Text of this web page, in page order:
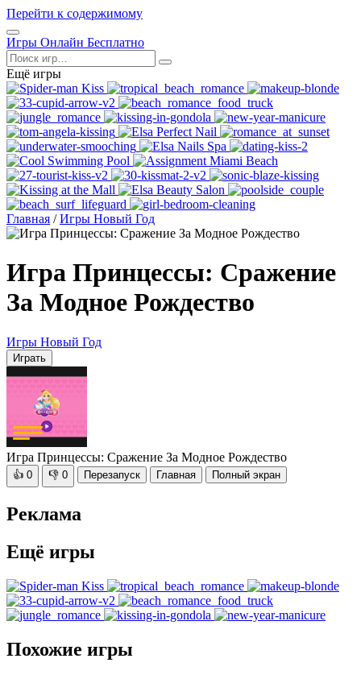
Перейти к содержимому
Открыть
меню
Игры Онлайн Бесплатно
Поиск
Ещё игры
Главная / Игры Новый Год
Игра Принцессы: Сражение
За Модное Рождество
Игры Новый Год
Играть
Игра Принцессы: Сражение За Модное Рождество
👍 0 👎 0 Перезапуск Главная Полный экран
Реклама
Ещё игры
Похожие игры